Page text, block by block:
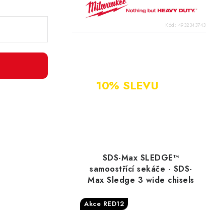
Kód: 4932343743
10% SLEVU
SDS-Max SLEDGE™
samoostřící sekáče - SDS-
Max Sledge 3 wide chisels
mm - 1pc
Akce RED12